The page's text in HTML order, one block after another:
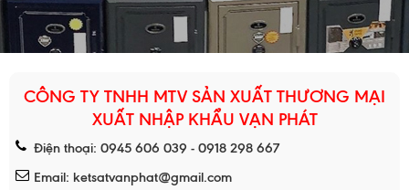
CÔNG TY TNHH MTV SẢN XUẤT THƯƠNG MẠI
XUẤT NHẬP KHẨU VẠN PHÁT
Điện thoại: 0945 606 039 - 0918 298 667
Email: ketsatvanphat@gmail.com